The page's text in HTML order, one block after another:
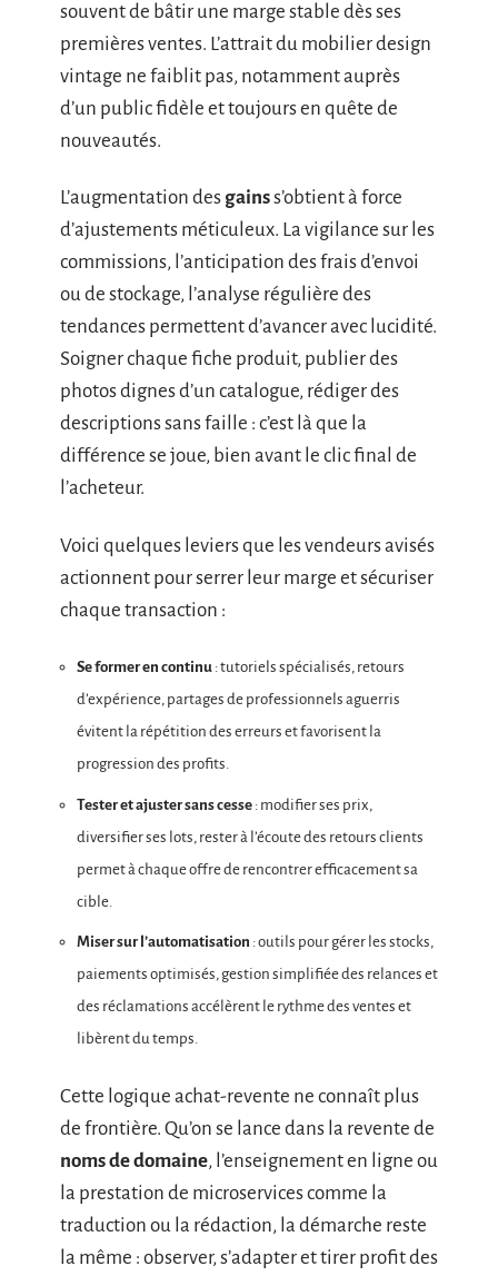
souvent de bâtir une marge stable dès ses
premières ventes. L’attrait du mobilier design
vintage ne faiblit pas, notamment auprès
d’un public fidèle et toujours en quête de
nouveautés.
L’augmentation des gainss’obtient à force
d’ajustements méticuleux. La vigilance sur les
commissions, l’anticipation des frais d’envoi
ou de stockage, l’analyse régulière des
tendances permettent d’avancer avec lucidité.
Soigner chaque fiche produit, publier des
photos dignes d’un catalogue, rédiger des
descriptions sans faille : c’est là que la
différence se joue, bien avant le clic final de
l’acheteur.
Voici quelques leviers que les vendeurs avisés
actionnent pour serrer leur marge et sécuriser
chaque transaction :
Se former en continu : tutoriels spécialisés, retours
d’expérience, partages de professionnels aguerris
évitent la répétition des erreurs et favorisent la
progression des profits.
Tester et ajuster sans cesse : modifier ses prix,
diversifier ses lots, rester à l’écoute des retours clients
permet à chaque offre de rencontrer efficacement sa
cible.
Miser sur l’automatisation : outils pour gérer les stocks,
paiements optimisés, gestion simplifiée des relances et
des réclamations accélèrent le rythme des ventes et
libèrent du temps.
Cette logique achat-revente ne connaît plus
de frontière. Qu’on se lance dans la revente de
noms de domaine, l’enseignement en ligne ou
la prestation de microservices comme la
traduction ou la rédaction, la démarche reste
la même : observer, s’adapter et tirer profit des